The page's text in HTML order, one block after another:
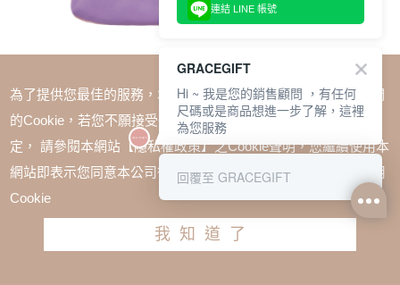
Care Bears × NTU -樂觀小熊收納零錢包 粉紅
為了提供您最佳的服務，本網站會在您的電腦中放置並取用我們
的Cookie，若您不願接受Cookie時應如何變更電腦的Cookie設
定， 請參閱本網站【隱私權政策】之Cookie聲明，您繼續使用本
網站即表示您同意本公司得按本網站使用條款之Cookie聲明使用
Cookie
我知道了
連結 LINE 帳號
GRACEGIFT
Hi ~ 我是您的銷售顧問 ，有任何
尺碼或是商品想進一步了解，這裡
為您服務
回覆至 GRACEGIFT